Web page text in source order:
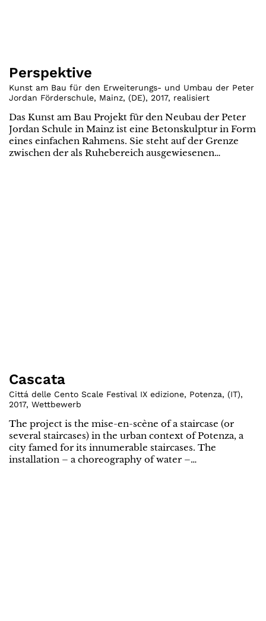
Perspektive
Kunst am Bau für den Erweiterungs- und Umbau der Peter
Jordan Förderschule, Mainz, (DE), 2017, realisiert
Das Kunst am Bau Projekt für den Neubau der Peter
Jordan Schule in Mainz ist eine Betonskulptur in Form
eines einfachen Rahmens. Sie steht auf der Grenze
zwischen der als Ruhebereich ausgewiesenen…
Cascata
Cittá delle Cento Scale Festival IX edizione, Potenza, (IT),
2017, Wettbewerb
The project is the mise-en-scène of a staircase (or
several staircases) in the urban context of Potenza, a
city famed for its innumerable staircases. The
installation – a choreography of water –…